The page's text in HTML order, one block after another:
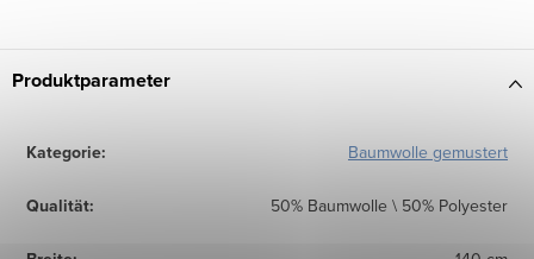
Produktparameter
Kategorie: Baumwolle gemustert
Qualität: 50% Baumwolle \ 50% Polyester